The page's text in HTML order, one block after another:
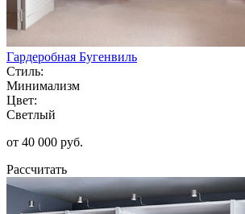
Гардеробная Бугенвиль
Стиль:
Минимализм
Цвет:
Светлый
от 40 000 руб.
Рассчитать